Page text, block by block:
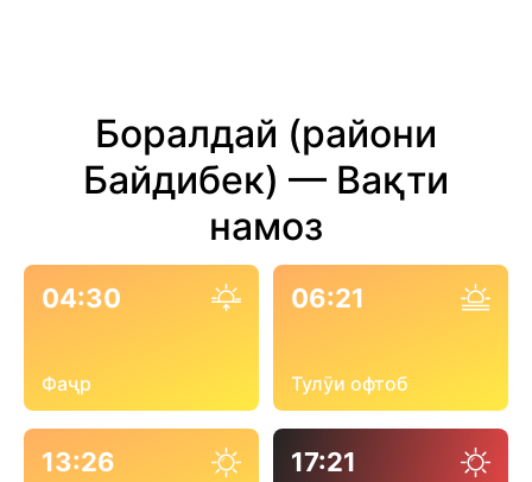
Боралдай (райони
Байдибек) — Вақти
намоз
04:30
Фаҷр
06:21
Тулӯи офтоб
13:26 17:21